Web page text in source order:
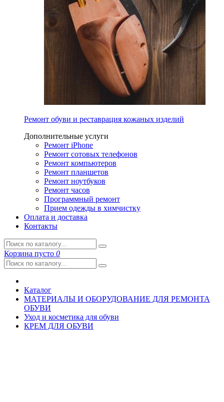
Ремонт обуви и реставрация кожаных изделий
Дополнительные услуги
Ремонт iPhone
Ремонт сотовых телефонов
Ремонт компьютеров
Ремонт планшетов
Ремонт ноутбуков
Ремонт часов
Программный ремонт
Прием одежды в химчистку
Оплата и доставка
Контакты
Корзина пусто 0
Каталог
МАТЕРИАЛЫ И ОБОРУДОВАНИЕ ДЛЯ РЕМОНТА
ОБУВИ
Уход и косметика для обуви
КРЕМ ДЛЯ ОБУВИ